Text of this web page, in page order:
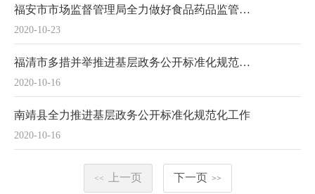
2020-10-23
福安市市场监督管理局全力做好食品药品监管领域事项标准目录编制工作
2020-10-16
福清市多措并举推进基层政务公开标准化规范化工作有序有效开展
2020-10-16
南靖县全力推进基层政务公开标准化规范化工作
<< 上一页 下一页 >>